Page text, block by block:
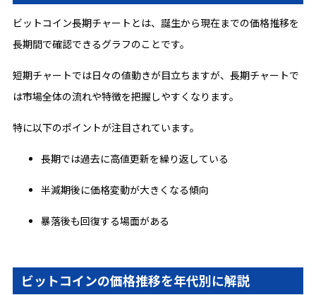
ビットコイン長期チャートとは、誕生から現在までの価格推移を
長期間で確認できるグラフのことです。
短期チャートでは日々の値動きが目立ちますが、長期チャートで
は市場全体の流れや特徴を把握しやすくなります。
特に以下のポイントが注目されています。
長期では過去に高値更新を繰り返している
半減期後に価格変動が大きくなる傾向
暴落後も回復する場面がある
ビットコインの価格推移を年代別に解説